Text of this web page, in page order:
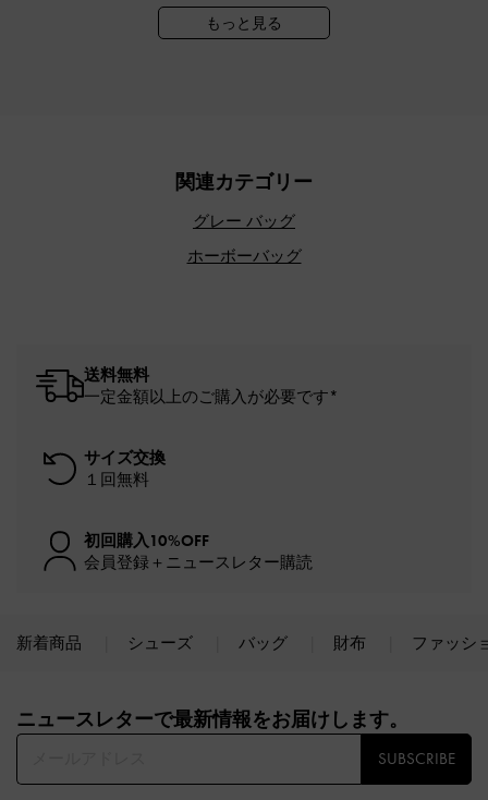
もっと見る
関連カテゴリー
グレー バッグ
ホーボーバッグ
送料無料
一定金額以上のご購入が必要です*
サイズ交換
１回無料
初回購入10%OFF
会員登録＋ニュースレター購読
新着商品 シューズ バッグ 財布 ファッシ
ニュースレターで最新情報をお届けします。​
SUBSCRIBE